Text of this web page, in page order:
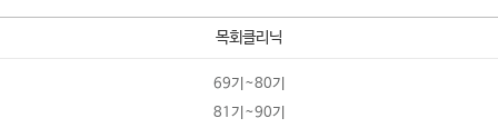
목회클리닉
69기~80기
81기~90기